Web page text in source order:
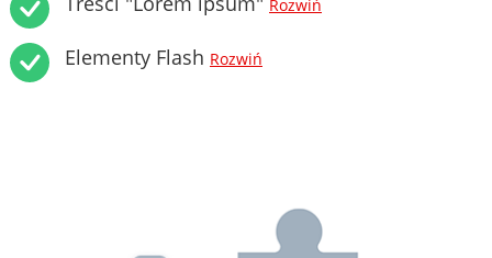
Rozwiń
Elementy Flash Rozwiń